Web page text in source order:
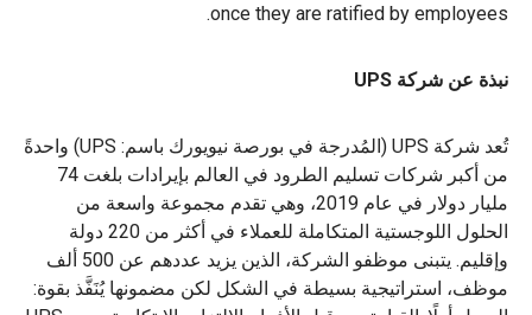
once they are ratified by employees.
نبذة عن شركة UPS
تُعد شركة UPS (المُدرجة في بورصة نيويورك باسم: UPS) واحدةً
من أكبر شركات تسليم الطرود في العالم بإيرادات بلغت 74
مليار دولار في عام 2019، وهي تقدم مجموعة واسعة من
الحلول اللوجستية المتكاملة للعملاء في أكثر من 220 دولة
وإقليم. يتبنى موظفو الشركة، الذين يزيد عددهم عن 500 ألف
موظف، استراتيجية بسيطة في الشكل لكن مضمونها يُنَفَّذ بقوة: